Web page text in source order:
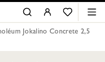
Jokalino Concrete 2,5